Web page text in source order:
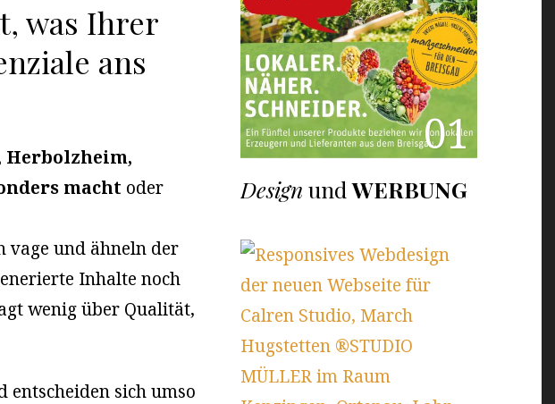
was Ihrer
ans
Herbolzheim,
macht oder
vage und ähneln der
Inhalte noch
wenig über Qualität,
entscheiden sich umso
01
Design undWERBUNG